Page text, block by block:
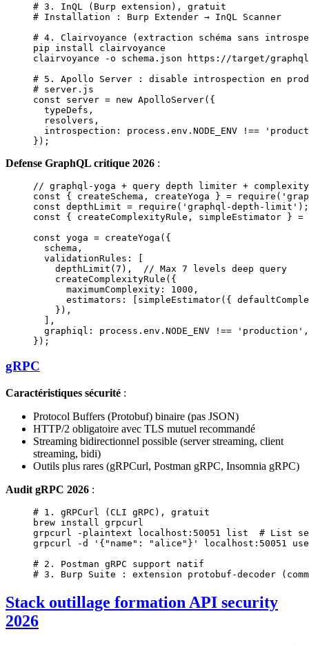
# 3. InQL (Burp extension), gratuit
# Installation : Burp Extender → InQL Scanner
# 4. Clairvoyance (extraction schéma sans
pip install
clairvoyance
clairvoyance -o schema.json https://target/graphql
# 5. Apollo Server : disable introspection en prod
# server.js
const server = new ApolloServer({
  typeDefs,
  resolvers,
  introspection:
process.env.NODE_ENV !==
});
Defense GraphQL critique 2026 :
// graphql-yoga + query depth limiter +
const { createSchema , createYoga } = require (
const depthLimit = require ( 'graphql-depth-limit' );
const { createComplexityRule , simpleEstimator } =
const yoga = createYoga ({
  schema,
  validationRules: [
    depthLimit
(7 ),
// Max 7 levels deep query
    createComplexityRule
({
      maximumComplexity:
1000 ,
      estimators: [
simpleEstimator({
    }),
  ],
  graphiql: process.env.
NODE_ENV !== 'production'
});
gRPC
Caractéristiques sécurité :
Protocol Buffers (Protobuf) binaire (pas JSON)
HTTP/2 obligatoire avec TLS mutuel recommandé
Streaming bidirectionnel possible (server streaming, client
streaming, bidi)
Outils plus rares (gRPCurl, Postman gRPC, Insomnia gRPC)
Audit gRPC 2026 :
# 1. gRPCurl (CLI gRPC), gratuit
brew install
grpcurl
grpcurl
-plaintext localhost:50051 list
# List
grpcurl
-d '{"name": "alice"}' localhost:50051
# 2. Postman gRPC support natif
# 3. Burp Suite : extension protobuf-decoder
Stack outillage formation API security
2026